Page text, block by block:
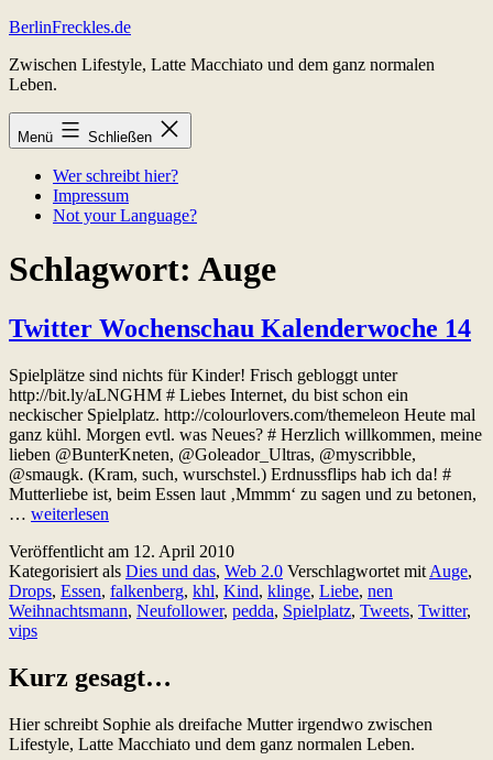
Zum
springen
BerlinFreckles.de
Zwischen Lifestyle, Latte Macchiato und dem ganz normalen
Leben.
Menü Schließen
Wer schreibt hier?
Impressum
Not your Language?
Schlagwort: Auge
Twitter Wochenschau Kalenderwoche 14
Spielplätze sind nichts für Kinder! Frisch gebloggt unter
http://bit.ly/aLNGHM # Liebes Internet, du bist schon ein
neckischer Spielplatz. http://colourlovers.com/themeleon Heute mal
ganz kühl. Morgen evtl. was Neues? # Herzlich willkommen, meine
lieben @BunterKneten, @Goleador_Ultras, @myscribble,
@smaugk. (Kram, such, wurschstel.) Erdnussflips hab ich da! #
Mutterliebe ist, beim Essen laut ‚Mmmm‘ zu sagen und zu betonen,
… Twitter
Kalenderwoche
14
weiterlesen
Veröffentlicht am 12. April 2010
Kategorisiert als Dies und das, Web 2.0 Verschlagwortet mit Auge,
Drops, Essen, falkenberg, khl, Kind, klinge, Liebe, nen
Weihnachtsmann, Neufollower, pedda, Spielplatz, Tweets, Twitter,
vips
Kurz gesagt…
Hier schreibt Sophie als dreifache Mutter irgendwo zwischen
Lifestyle, Latte Macchiato und dem ganz normalen Leben.